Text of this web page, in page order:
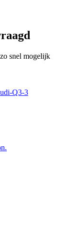
snel mogelijk